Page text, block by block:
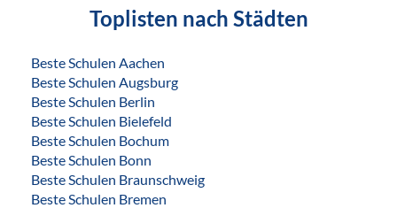
Toplisten nach Städten
Beste Schulen Aachen
Beste Schulen Augsburg
Beste Schulen Berlin
Beste Schulen Bielefeld
Beste Schulen Bochum
Beste Schulen Bonn
Beste Schulen Braunschweig
Beste Schulen Bremen